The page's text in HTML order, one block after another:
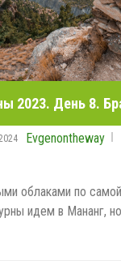
2023. День 8.
Evgenontheway
облаками по
идем в Мананг,